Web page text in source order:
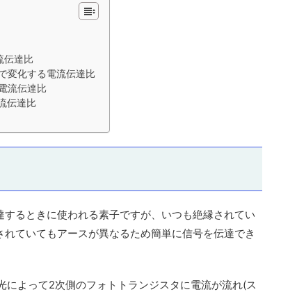
達比
化する電流伝達比
伝達比
伝達比
るときに使われる素子ですが、いつも絶縁されてい
ていてもアースが異なるため簡単に信号を伝達でき
によって2次側のフォトトランジスタに電流が流れ(ス